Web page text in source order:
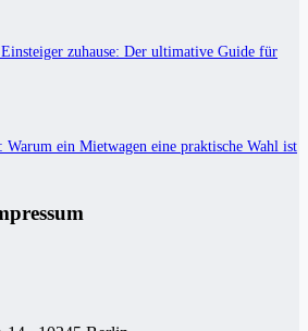
zuhause: Der ultimative Guide für
ein Mietwagen eine praktische Wahl ist